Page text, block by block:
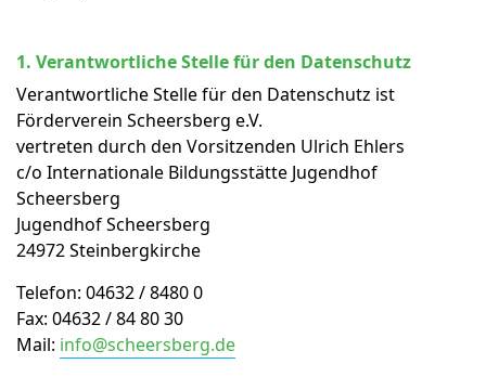
1. Verantwortliche Stelle für den Datenschutz
Verantwortliche Stelle für den Datenschutz ist
Förderverein Scheersberg e.V.
vertreten durch den Vorsitzenden Ulrich Ehlers
c/o Internationale Bildungsstätte Jugendhof
Scheersberg
Jugendhof Scheersberg
24972 Steinbergkirche
Telefon: 04632 / 8480 0
Fax: 04632 / 84 80 30
Mail: info@scheersberg.de